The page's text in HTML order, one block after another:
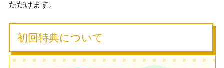
ただけます。
初回特典について